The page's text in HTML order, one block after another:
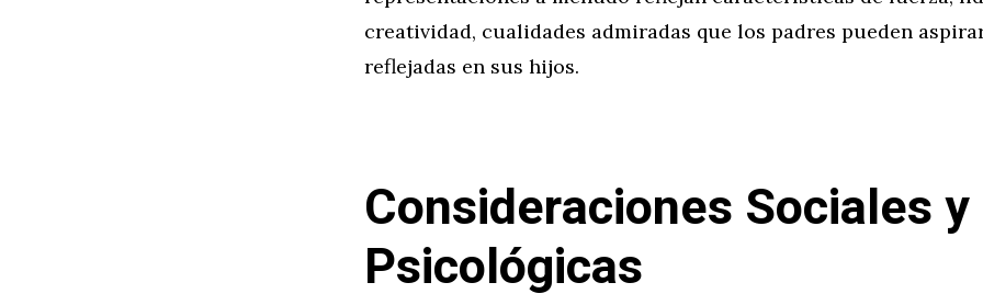
creatividad, cualidades admiradas que los padres pueden
reflejadas en sus hijos.
Consideraciones Sociales y
Psicológicas